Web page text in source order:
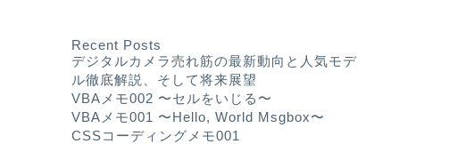
Recent Posts
デジタルカメラ売れ筋の最新動向と人気モデ
ル徹底解説、そして将来展望
VBAメモ002 〜セルをいじる〜
VBAメモ001 〜Hello, World Msgbox〜
CSSコーディングメモ001